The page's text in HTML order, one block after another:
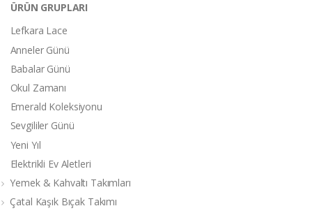
ÜRÜN GRUPLARI
Lefkara Lace
Anneler Günü
Babalar Günü
Okul Zamanı
Emerald Koleksiyonu
Sevgililer Günü
Yeni Yıl
Elektrikli Ev Aletleri
Yemek & Kahvaltı Takımları
Çatal Kaşık Bıçak Takımı